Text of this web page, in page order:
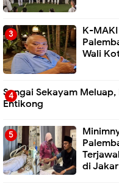
K-
Wali
Sungai Sekayam
Entikong
di